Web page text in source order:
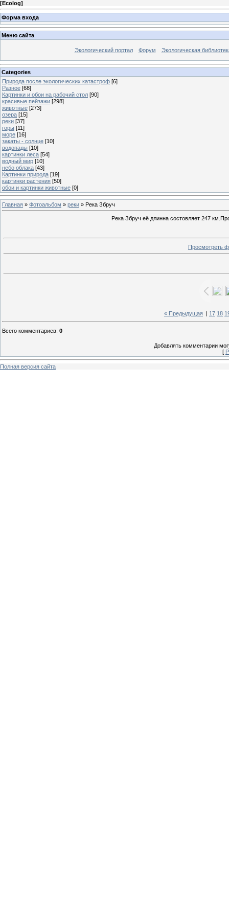
[Ecolog]
Форма входа
Меню сайта
Экологический портал Форум Экологическая
Categories
Природа после экологических катастроф [6]
Разное [68]
Картинки и обои на рабочий стол [90]
красивые пейзажи [298]
животные [273]
озера [15]
реки [37]
горы [11]
море [16]
закаты - солнце [10]
водопады [10]
картинки леса [54]
водный мир [10]
небо облака [43]
Картинки природа [19]
картинки растения [50]
обои и картинки животные [0]
Главная » Фотоальбом » реки » Река Збруч
Река Збруч её длинна состовляет 247
Просмотреть
« Предыдущая 17 18
Всего комментариев: 0
Добавлять комментарии
[
Полная версия сайта